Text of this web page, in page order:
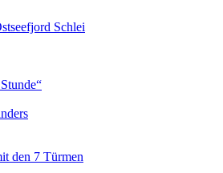
Schlei
den 7 Türmen